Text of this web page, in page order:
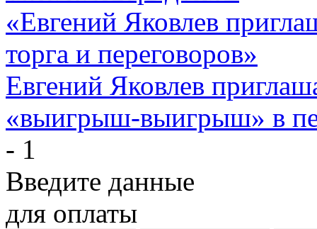
«Евгений Яковлев
торга и переговоров»
Евгений Яковлев
«выигрыш-выигрыш» в
- 1
Введите данные
для оплаты